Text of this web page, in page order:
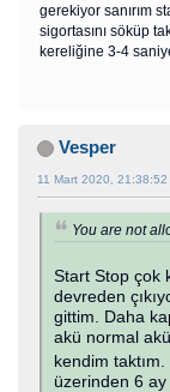
gerekiyor sanırım
sigortasını söküp
kereliğine 3-4
Vesper
11 Mart 2020, 21:38:52
You are not
Start Stop çok
devreden
gittim. Daha
akü normal
kendim
üzerinden 6 ay